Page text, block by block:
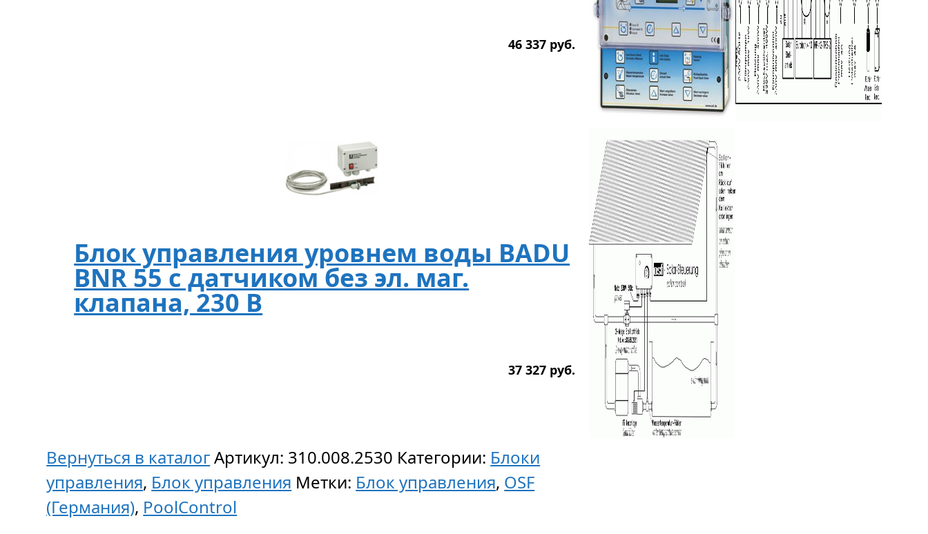
Вернуться в каталогАртикул: 310.008.2530 Категории: Блоки
управления, Блок управления Метки: Блок управления, OSF
(Германия), PoolСontrol
46 337 руб.
Блок управления уровнем воды BADU
BNR 55 с датчиком без эл. маг.
клапана, 230 В
37 327 руб.